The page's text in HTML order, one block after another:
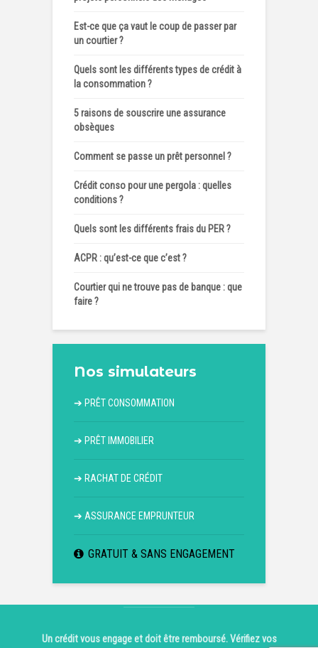
Est-ce que ça vaut le coup de passer par
un courtier ?
Quels sont les différents types de crédit à
la consommation ?
5 raisons de souscrire une assurance
obsèques
Comment se passe un prêt personnel ?
Crédit conso pour une pergola : quelles
conditions ?
Quels sont les différents frais du PER ?
ACPR : qu’est-ce que c’est ?
Courtier qui ne trouve pas de banque : que
faire ?
Nos simulateurs
➔ PRÊT CONSOMMATION
➔ PRÊT IMMOBILIER
➔ RACHAT DE CRÉDIT
➔ ASSURANCE EMPRUNTEUR
GRATUIT & SANS ENGAGEMENT
Un crédit vous engage et doit être remboursé. Vérifiez vos